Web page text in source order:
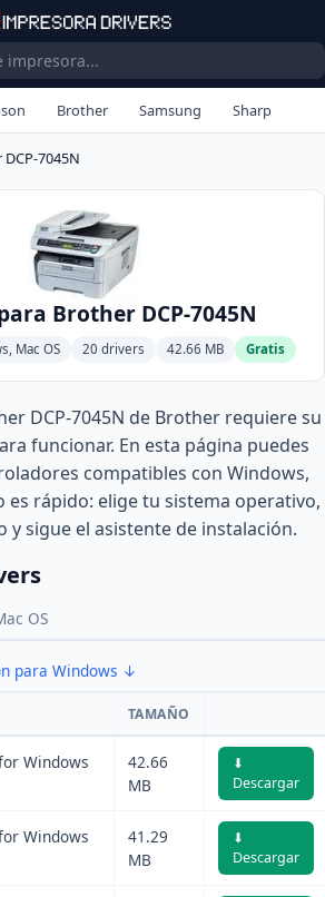
Brother Samsung Sharp
7045N
Brother DCP-7045N
Mac OS 20 drivers 42.66 MB Gratis
DCP-7045N de Brother requiere su
funcionar. En esta página puedes
compatibles con Windows,
es rápido: elige tu sistema operativo,
y sigue el asistente de instalación.
OS
para Windows ↓
TAMAÑO
Windows
42.66
MB
⬇
Descargar
Windows
41.29
MB
⬇
Descargar